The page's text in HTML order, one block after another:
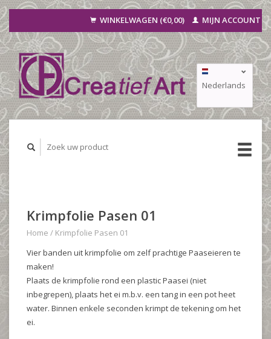
WINKELWAGEN (€0,00) MIJN ACCOUNT
Nederlands
Deutsch
Krimpfolie Pasen 01
Home / Krimpfolie Pasen 01
Vier banden uit krimpfolie om zelf prachtige Paaseieren te
maken!
Plaats de krimpfolie rond een plastic Paasei (niet
inbegrepen), plaats het ei m.b.v. een tang in een pot heet
water. Binnen enkele seconden krimpt de tekening om het
ei.